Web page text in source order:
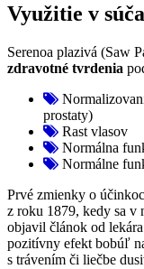
Využitie v
Serenoa plazivá (Saw
zdravotné tvrdenia
prostaty)
Rast vlasov
Normálna
Normálne
Prvé zmienky o
z roku 1879, kedy sa v
objavil článok od
pozitívny efekt bobúľ
s trávením či liečbe